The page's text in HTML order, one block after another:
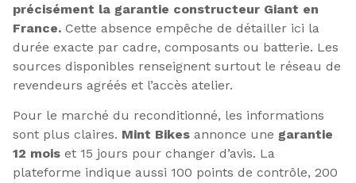
précisément la garantie constructeur Giant en
France. Cette absence empêche de détailler ici la
durée exacte par cadre, composants ou batterie. Les
sources disponibles renseignent surtout le réseau de
revendeurs agréés et l’accès atelier.
Pour le marché du reconditionné, les informations
sont plus claires. Mint Bikes annonce une garantie
12 mois et 15 jours pour changer d’avis. La
plateforme indique aussi 100 points de contrôle, 200